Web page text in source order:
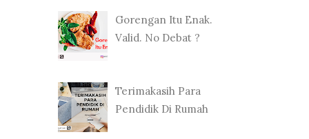
Gorengan Itu Enak.
Valid. No Debat ?
Terimakasih Para
Pendidik Di Rumah